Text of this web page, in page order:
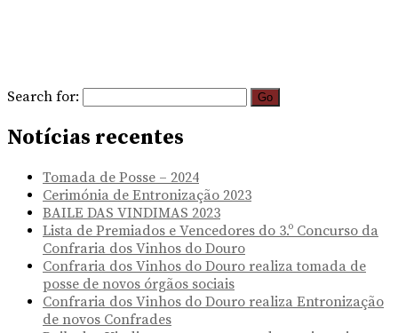
Search for:
Notícias recentes
Tomada de Posse – 2024
Cerimónia de Entronização 2023
BAILE DAS VINDIMAS 2023
Lista de Premiados e Vencedores do 3.º Concurso da
Confraria dos Vinhos do Douro
Confraria dos Vinhos do Douro realiza tomada de
posse de novos órgãos sociais
Confraria dos Vinhos do Douro realiza Entronização
de novos Confrades